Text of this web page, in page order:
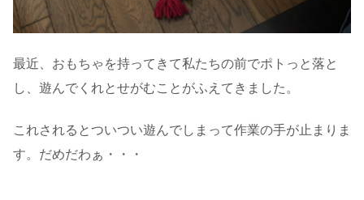
最近、おもちゃを持ってきて私たちの前でポトっと落と
し、遊んでくれとせがむことがふえてきました。
これされるとついつい遊んでしまって作業の手が止まりま
す。だめだわぁ・・・